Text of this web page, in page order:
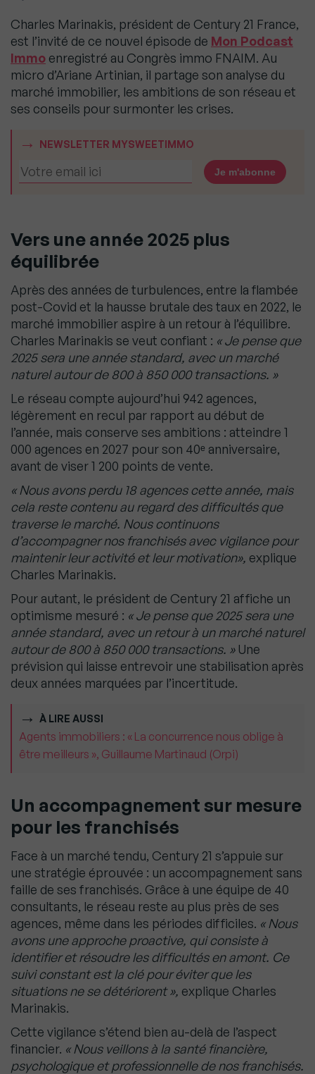
Charles Marinakis, président de Century 21 France,
est l’invité de ce nouvel épisode de Mon Podcast
Immo enregistré au Congrès immo FNAIM. Au
micro d’Ariane Artinian, il partage son analyse du
marché immobilier, les ambitions de son réseau et
ses conseils pour surmonter les crises.
NEWSLETTER MYSWEETIMMO
Vers une année 2025 plus
équilibrée
Après des années de turbulences, entre la flambée
post-Covid et la hausse brutale des taux en 2022, le
marché immobilier aspire à un retour à l’équilibre.
Charles Marinakis se veut confiant : « Je pense que
2025 sera une année standard, avec un marché
naturel autour de 800 à 850 000 transactions. »
Le réseau compte aujourd’hui 942 agences,
légèrement en recul par rapport au début de
l’année, mais conserve ses ambitions : atteindre 1
000 agences en 2027 pour son 40ᵉ anniversaire,
avant de viser 1 200 points de vente.
« Nous avons perdu 18 agences cette année, mais
cela reste contenu au regard des difficultés que
traverse le marché. Nous continuons
d’accompagner nos franchisés avec vigilance pour
maintenir leur activité et leur motivation», explique
Charles Marinakis.
Pour autant, le président de Century 21 affiche un
optimisme mesuré : « Je pense que 2025 sera une
année standard, avec un retour à un marché naturel
autour de 800 à 850 000 transactions. »Une
prévision qui laisse entrevoir une stabilisation après
deux années marquées par l’incertitude.
À LIRE AUSSI
Agents immobiliers : « La concurrence nous oblige à
être meilleurs », Guillaume Martinaud (Orpi)
Un accompagnement sur mesure
pour les franchisés
Face à un marché tendu, Century 21 s’appuie sur
une stratégie éprouvée : un accompagnement sans
faille de ses franchisés. Grâce à une équipe de 40
consultants, le réseau reste au plus près de ses
agences, même dans les périodes difficiles. « Nous
avons une approche proactive, qui consiste à
identifier et résoudre les difficultés en amont. Ce
suivi constant est la clé pour éviter que les
situations ne se détériorent », explique Charles
Marinakis.
Cette vigilance s’étend bien au-delà de l’aspect
financier. « Nous veillons à la santé financière,
psychologique et professionnelle de nos franchisés.